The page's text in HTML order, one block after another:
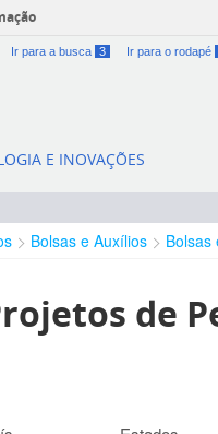
Ir para a busca 3 Ir para o rodapé
E INOVAÇÕES
Bolsas e Auxílios Bolsas
de